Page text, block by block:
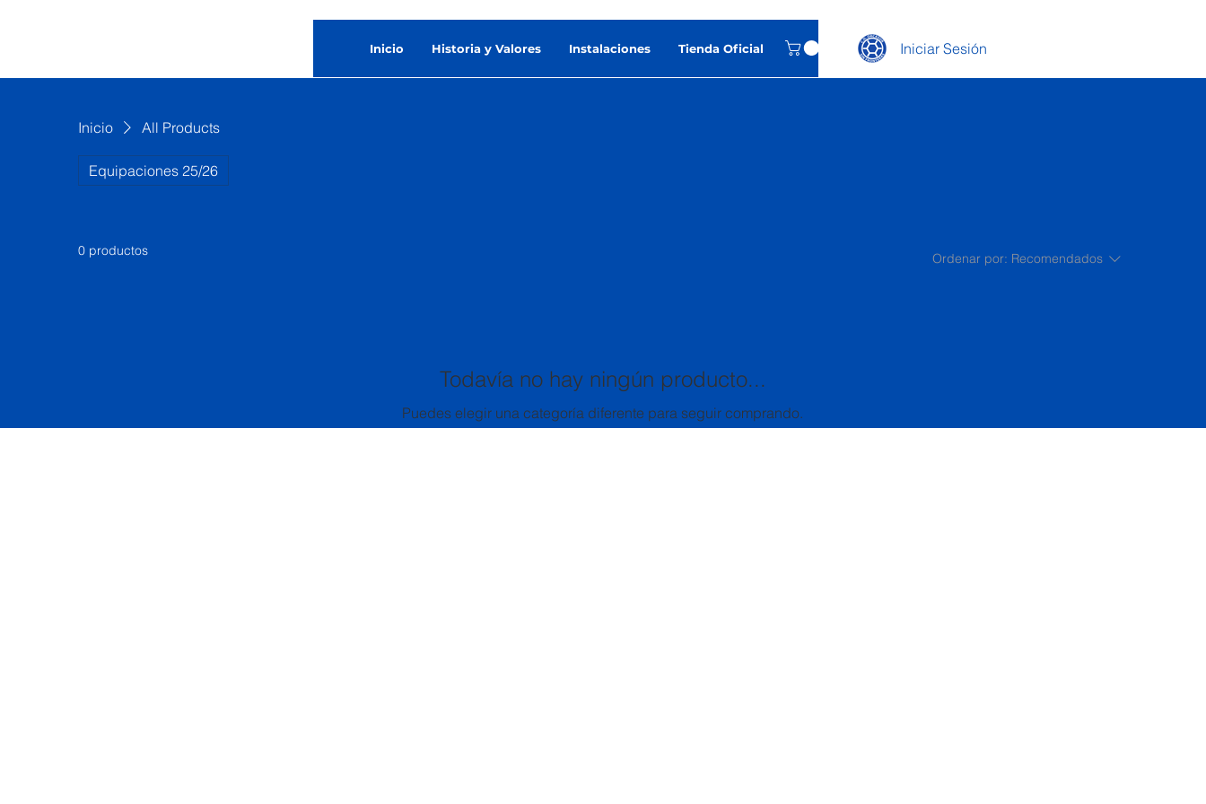
Inicio Historia y Valores Instalaciones Tienda Oficial Iniciar Sesión
Inicio All Products
Equipaciones 25/26
0 productos Ordenar por: Recomendados
Todavía no hay ningún producto...
Puedes elegir una categoría diferente para seguir comprando.